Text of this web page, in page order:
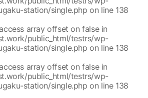
public_html/testrs/wp-
station/single.php
public_html/testrs/wp-
station/single.php
public_html/testrs/wp-
station/single.php
public_html/testrs/wp-
station/single.php
public_html/testrs/wp-
station/single.php
station/single.php on line 138
array offset on false in
public_html/testrs/wp-
station/single.php on line 138
array offset on false in
public_html/testrs/wp-
station/single.php on line 138